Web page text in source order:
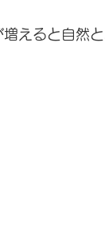
えると自然